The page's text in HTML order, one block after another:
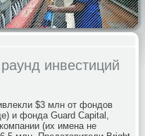
инвестиций
$3 млн от фондов
и фонда Guard Capital,
(их имена не